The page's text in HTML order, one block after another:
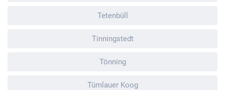
Tetenbüll
Tinningstedt
Tönning
Tümlauer Koog